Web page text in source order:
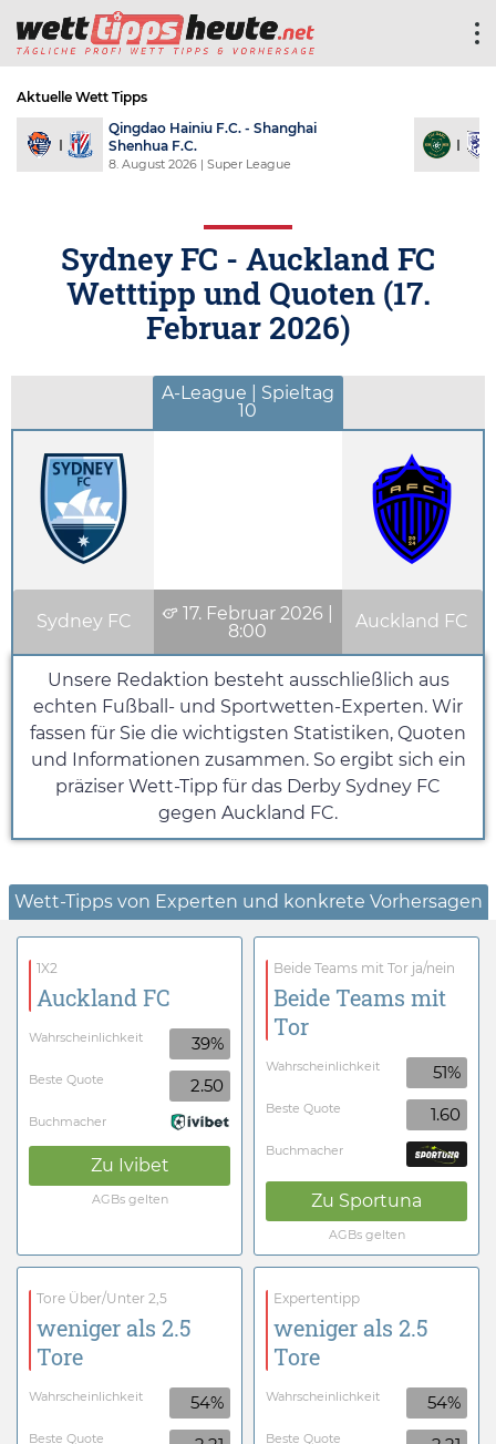
Aktuelle Wett Tipps
Qingdao Hainiu F.C. - Shanghai
Shenhua F.C.
8. August 2026 | Super League
Sydney FC - Auckland FC
Wetttipp und Quoten (17.
Februar 2026)
A-League | Spieltag
10
Sydney FC 17. Februar 2026
8:00
Auckland FC
Unsere Redaktion besteht ausschließlich aus
echten Fußball- und Sportwetten-Experten. Wir
fassen für Sie die wichtigsten Statistiken, Quoten
und Informationen zusammen. So ergibt sich ein
präziser Wett-Tipp für das Derby Sydney FC
gegen Auckland FC.
Wett-Tipps von Experten und konkrete Vorhersagen
1X2
Auckland FC
Wahrscheinlichkeit 39%
Beste Quote 2.50
Buchmacher
Zu Ivibet
AGBs gelten
Beide Teams mit Tor ja/nein
Beide Teams mit
Tor
Wahrscheinlichkeit 51%
Beste Quote 1.60
Buchmacher
Zu Sportuna
AGBs gelten
Tore Über/Unter 2,5
weniger als 2.5
Tore
Wahrscheinlichkeit 54%
Beste Quote
Expertentipp
weniger als 2.5
Tore
Wahrscheinlichkeit 54%
Beste Quote